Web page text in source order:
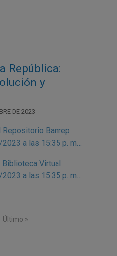
República:
y
DE 2023
Repositorio Banrep
a las 15:35 p. m…
Virtual
a las 15:35 p. m…
actual
Última página
Último »